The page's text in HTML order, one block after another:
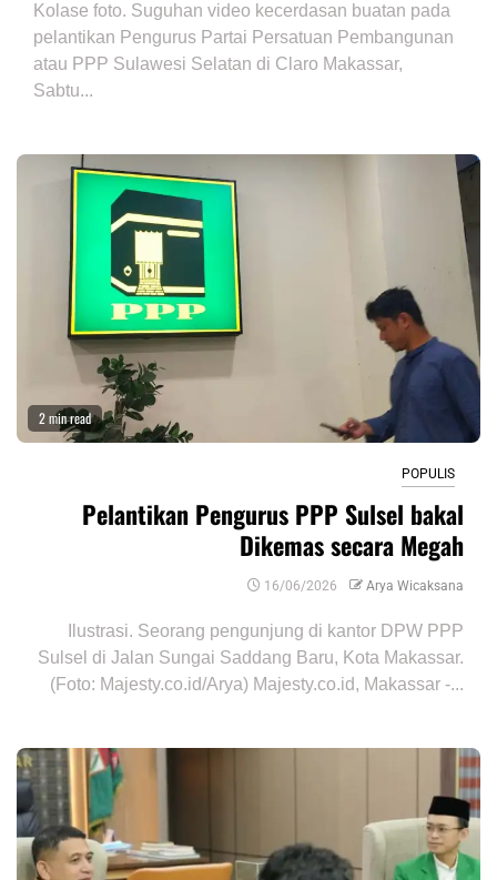
Kolase foto. Suguhan video kecerdasan buatan pada
pelantikan Pengurus Partai Persatuan Pembangunan
atau PPP Sulawesi Selatan di Claro Makassar,
Sabtu...
2 min read
POPULIS
Pelantikan Pengurus PPP Sulsel bakal
Dikemas secara Megah
16/06/2026 Arya Wicaksana
Ilustrasi. Seorang pengunjung di kantor DPW PPP
Sulsel di Jalan Sungai Saddang Baru, Kota Makassar.
(Foto: Majesty.co.id/Arya) Majesty.co.id, Makassar -...